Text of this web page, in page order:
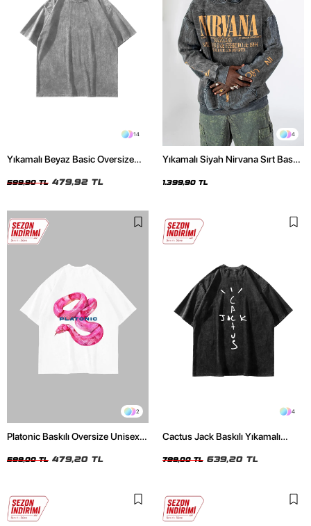
14
Yıkamalı Beyaz Basic Oversize
599,90 TL 479,92 TL
4
Yıkamalı Siyah Nirvana Sırt Baskılı
1.399,90 TL
2
Platonic Baskılı Oversize Unisex
599,00 TL 479,20 TL
4
Cactus Jack Baskılı Yıkamalı
799,00 TL 639,20 TL